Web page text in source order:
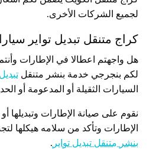
لجميع الشركات الأخرى.
كراج متنقل تبديل تواير
هل واجهتم اعطالا في الإطارات
لكم بنجرجي خدمة بنشر متنقل
السيارات الثقيلة أو المدعومة أو
نقوم على صيانة الإطارات وتبديلها
الإطارات وتأكد من سلامه هيكلها
بنشر متنقل تبديل تواير .